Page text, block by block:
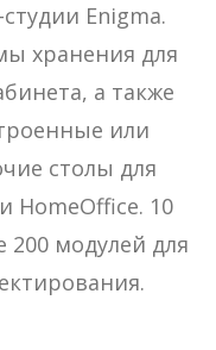
Enigma.
хранения для
а также
или
столы для
HomeOffice. 10
модулей для